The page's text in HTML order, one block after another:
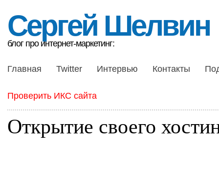
Сергей Шелвин
блог про интернет-маркетинг:
Главная Twitter Интервью Контакты
Проверить ИКС сайта
Открытие своего